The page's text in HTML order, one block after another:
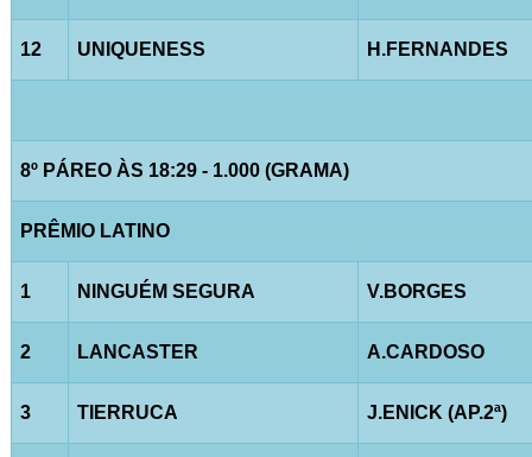
12 UNIQUENESS H.FERNANDES
8º PÁREO ÀS 18:29 - 1.000 (GRAMA)
PRÊMIO LATINO
1 NINGUÉM SEGURA V.BORGES
2 LANCASTER A.CARDOSO
3 TIERRUCA J.ENICK (AP.2ª)